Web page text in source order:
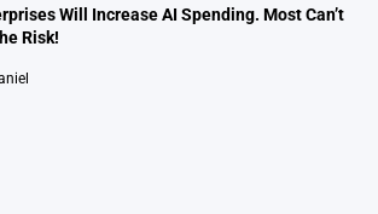
Will Increase AI Spending. Most Can’t
Risk!